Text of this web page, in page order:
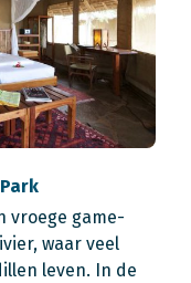
vroege game-
waar veel
leven. In de